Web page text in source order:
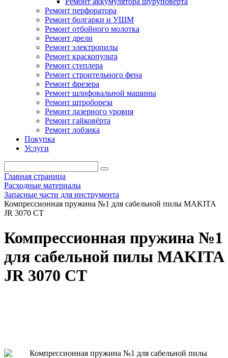
Ремонт перфоратора
Ремонт болгарки и УШМ
Ремонт отбойного молотка
Ремонт дрели
Ремонт электропилы
Ремонт краскопульта
Ремонт степлера
Ремонт строительного фена
Ремонт фрезера
Ремонт шлифовальной машины
Ремонт штробореза
Ремонт лазерного уровня
Ремонт гайковёрта
Ремонт лобзика
Покупка
Услуги
Главная страница
Расходные материалы
Запасные части для инструмента
Компрессионная пружина №1 для сабельной пилы MAKITA
JR 3070 CT
Компрессионная пружина №1
для сабельной пилы MAKITA
JR 3070 CT